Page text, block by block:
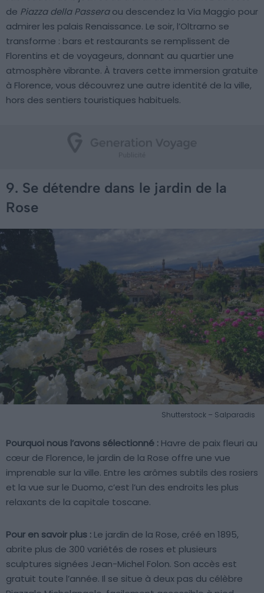
de Piazza della Passeraou descendez la Via Maggio pour
admirer les palais Renaissance. Le soir, l’Oltrarno se
transforme : bars et restaurants se remplissent de
Florentins et de voyageurs, donnant au quartier une
atmosphère vibrante. À travers cette immersion gratuite
à Florence, vous découvrez une autre identité de la ville,
hors des sentiers touristiques habituels.
9. Se détendre dans le jardin de la
Rose
Shutterstock – Salparadis
Pourquoi nous l’avons sélectionné : Havre de paix fleuri au
cœur de Florence, le jardin de la Rose offre une vue
imprenable sur la ville. Entre les arômes subtils des rosiers
et la vue sur le Duomo, c’est l’un des endroits les plus
relaxants de la capitale toscane.
Pour en savoir plus : Le jardin de la Rose, créé en 1895,
abrite plus de 300 variétés de roses et plusieurs
sculptures signées Jean-Michel Folon. Son accès est
gratuit toute l’année. Il se situe à deux pas du célèbre